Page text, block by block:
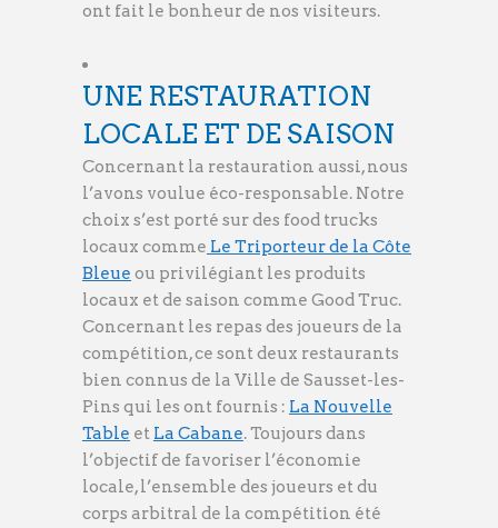
ont fait le bonheur de nos visiteurs.
UNE RESTAURATION
LOCALE ET DE SAISON
Concernant la restauration aussi, nous
l’avons voulue éco-responsable. Notre
choix s’est porté sur des food trucks
locaux comme Le Triporteur de la Côte
Bleue ou privilégiant les produits
locaux et de saison comme Good Truc.
Concernant les repas des joueurs de la
compétition, ce sont deux restaurants
bien connus de la Ville de Sausset-les-
Pins qui les ont fournis : La Nouvelle
Table et La Cabane. Toujours dans
l’objectif de favoriser l’économie
locale, l’ensemble des joueurs et du
corps arbitral de la compétition été